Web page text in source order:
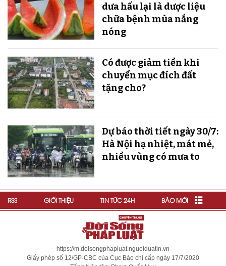
dưa hấu lại là dược liệu
chữa bệnh mùa nắng
nóng
Có được giảm tiền khi
chuyển mục đích đất
tặng cho?
Dự báo thời tiết ngày 30/7:
Hà Nội hạ nhiệt, mát mẻ,
nhiều vùng có mưa to
RSS GIỚI THIỆU TIN TỨC 24H BÁO MỚI
https://m.doisongphapluat.nguoiduatin.vn
Giấy phép số 12/GP-CBC của Cục Báo chí cấp ngày 17/7/2020